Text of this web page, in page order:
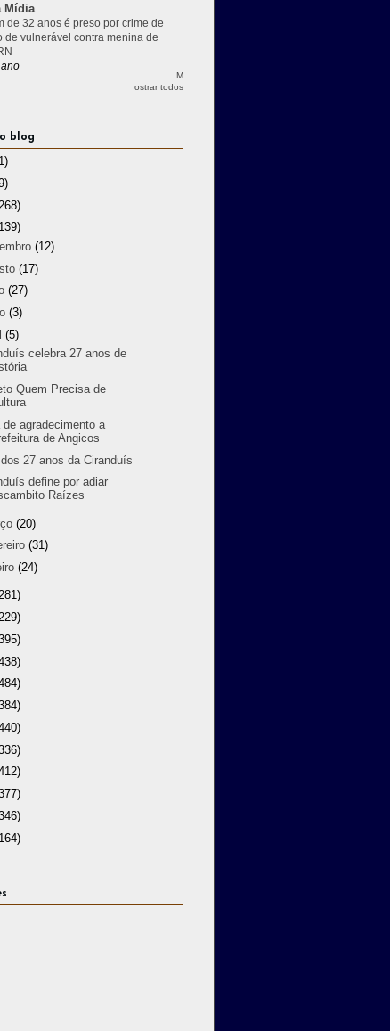
Mídia
de 32 anos é preso por crime de
de vulnerável contra menina de
M
ostrar todos
blog
(12)
(17)
(27)
(3)
(5)
celebra 27 anos de
Quem Precisa de
de agradecimento a
de Angicos
27 anos da Ciranduís
define por adiar
Raízes
(20)
(31)
(24)